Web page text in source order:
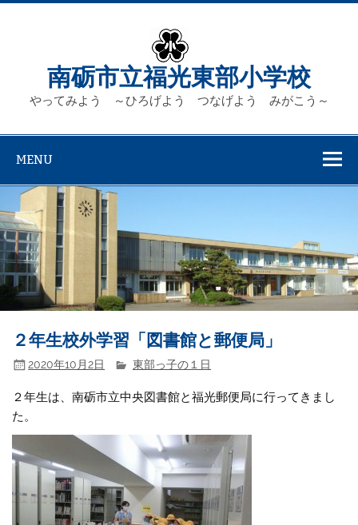
Skip
南砺市立福光東部小学校
やってみよう ～ひろげよう つなげよう みがこう～
MENU
２年生校外学習「図書館と郵便局」
2020年10月2日 東部っ子の１日
２年生は、南砺市立中央図書館と福光郵便局に行ってきまし
た。